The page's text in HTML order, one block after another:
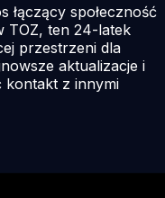
łączący społeczność
TOZ, ten 24-latek
przestrzeni dla
aktualizacje i
kontakt z innymi